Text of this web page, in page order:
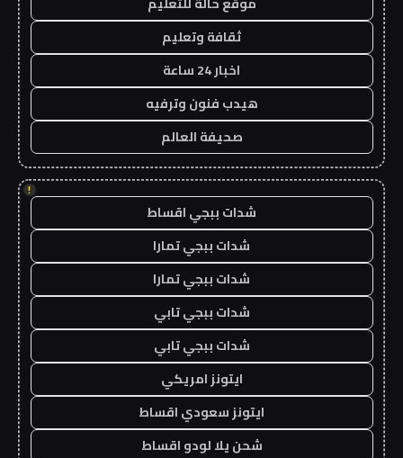
ثقافة وتعليم
اخبار 24 ساعة
هيدب فنون وترفيه
صحيفة العالم
!
شدات ببجي اقساط
شدات ببجي تمارا
شدات ببجي تمارا
شدات ببجي تابي
شدات ببجي تابي
ايتونز امريكي
ايتونز سعودي اقساط
شحن يلا لودو اقساط